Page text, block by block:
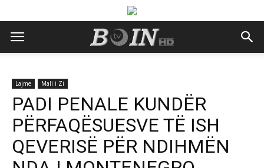
Lajme Mali i Zi
PADI PENALE KUNDËR
PËRFAQËSUESVE TË ISH
QEVERISË PËR NDIHMËN